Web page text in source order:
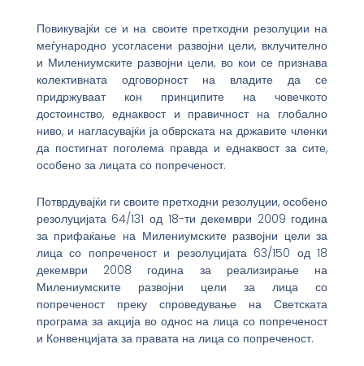
Повикувајќи се и на своите претходни резолуции на
меѓународно усогласени развојни цели, вклучително
и Милениумските развојни цели, во кои се признава
колективната одговорност на владите да се
придржуваат кон принципите на човечкото
достоинство, еднаквост и правичност на глобално
ниво, и нагласувајќи ја обврската на државите членки
да постигнат поголема правда и еднаквост за сите,
особено за лицата со попреченост.
Потврдувајќи ги своите претходни резолуции, особено
резолуцијата 64/131 од 18-ти декември 2009 година
за прифаќање на Милениумските развојни цели за
лица со попреченост и резолуцијата 63/150 од 18
декември 2008 година за реализирање на
Милениумските развојни цели за лица со
попреченост преку спроведување на Светската
програма за акција во однос на лица со попреченост
и Конвенцијата за правата на лица со попреченост.